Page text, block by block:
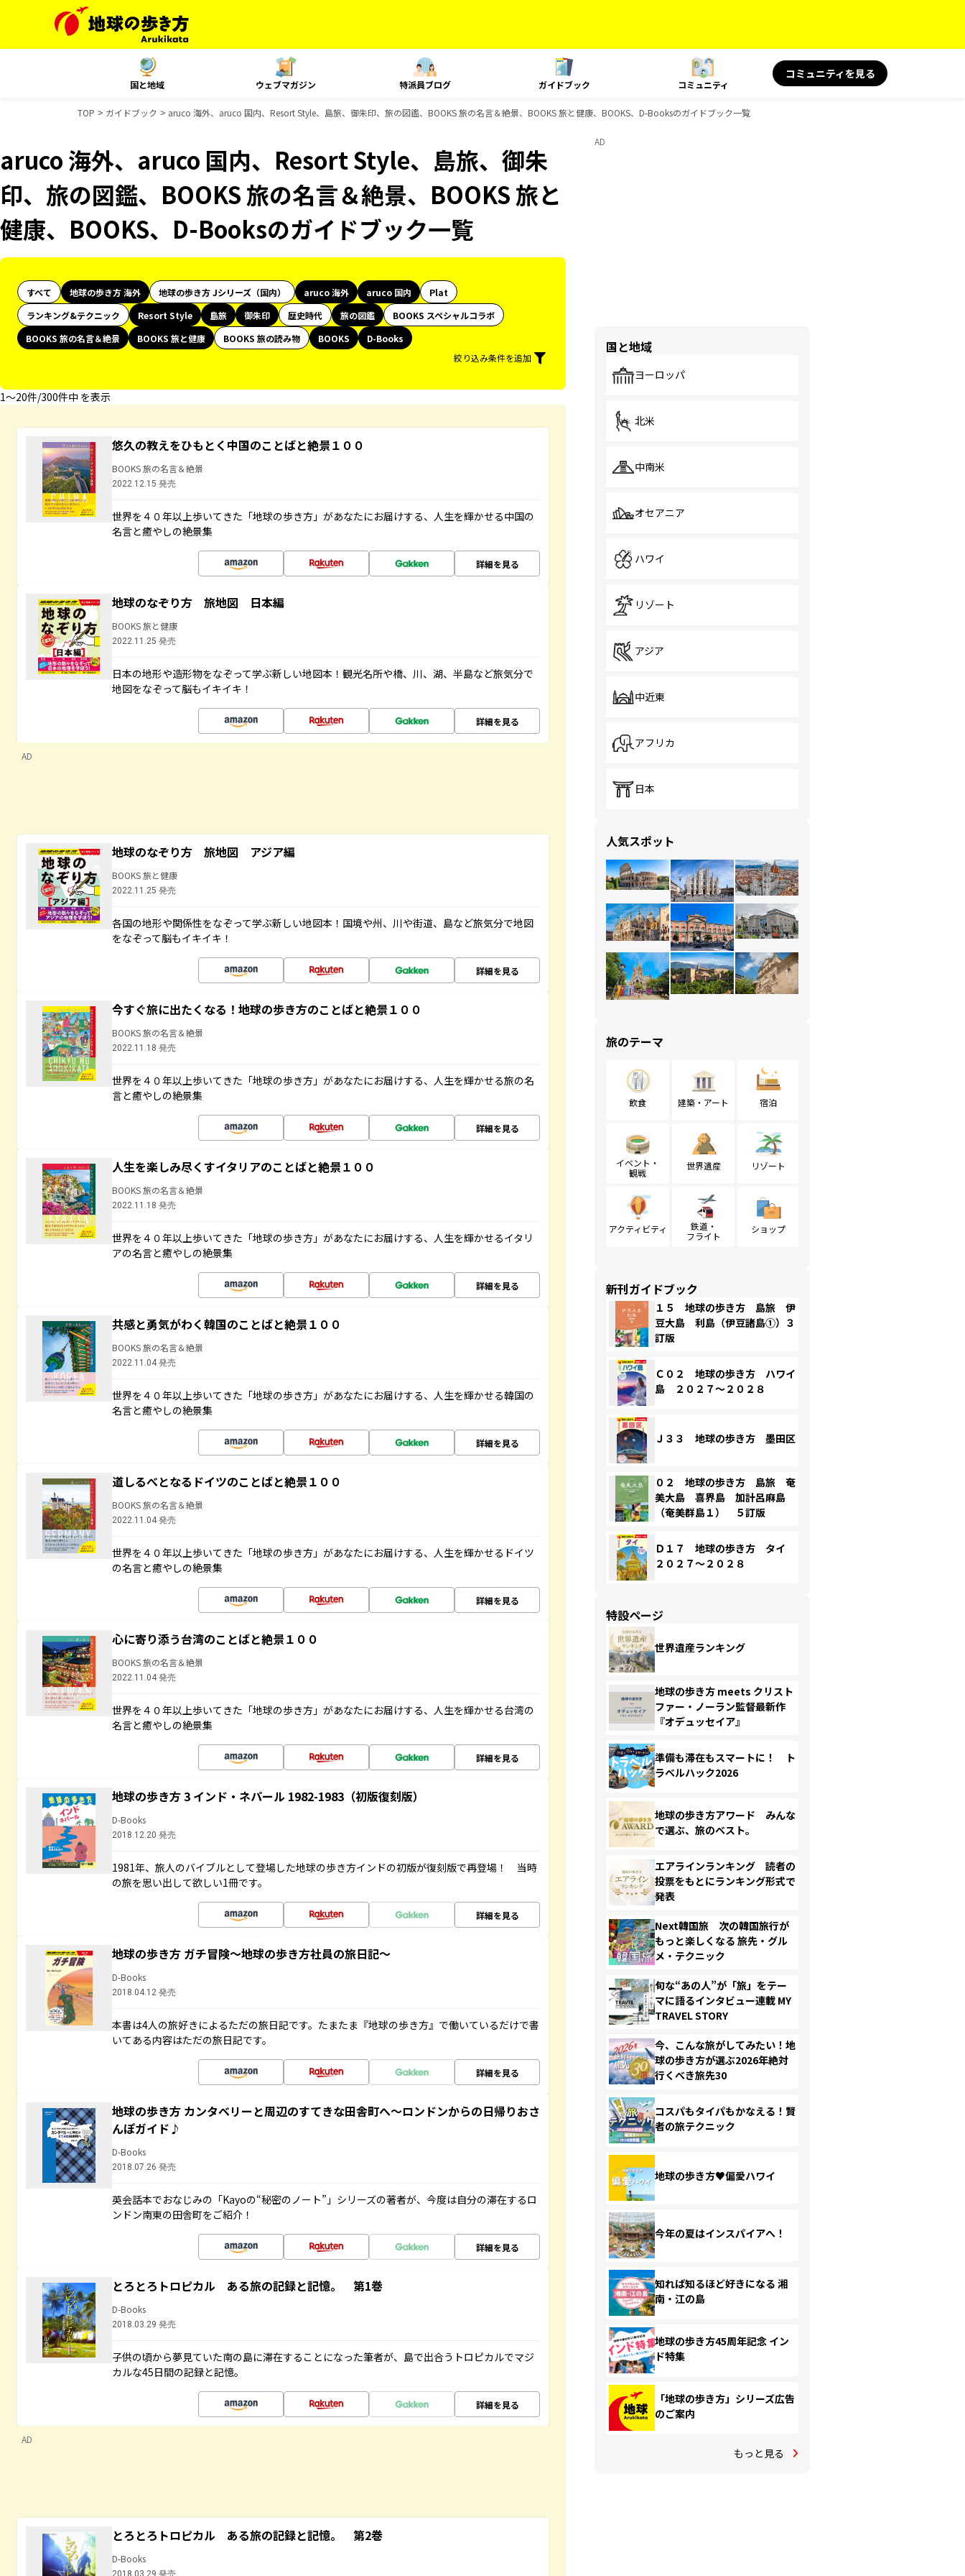
国と地域 ウェブマガジン 特派員ブログ ガイドブック コミュニティ
コミュニティを見る
TOP ガイドブック aruco 海外、aruco 国内、Resort Style、島旅、御朱印、旅の図鑑、BOOKS 旅の名言＆絶景、BOOKS 旅と健康、BOOKS、D-Booksのガイドブック一覧
aruco 海外、aruco 国内、Resort Style、島旅、御朱
印、旅の図鑑、BOOKS 旅の名言＆絶景、BOOKS 旅と
健康、BOOKS、D-Booksのガイドブック一覧
すべて 地球の歩き方 海外 地球の歩き方 Jシリーズ（国内） aruco 海外 aruco 国内
Plat
ランキング&テクニック
Resort Style 島旅 御朱印 歴史時代 旅の図鑑
BOOKS スペシャルコラボ
BOOKS 旅の名言＆絶景
BOOKS 旅と健康 BOOKS 旅の読み物 BOOKS
D-Books
絞り込み条件を追加
1〜20件/300件中 を表示
悠久の教えをひもとく中国のことばと絶景１００
BOOKS 旅の名言＆絶景
2022.12.15 発売
世界を４０年以上歩いてきた「地球の歩き方」があなたにお届けする、人生を輝かせる中国の
名言と癒やしの絶景集
詳細を見る
地球のなぞり方 旅地図 日本編
BOOKS 旅と健康
2022.11.25 発売
日本の地形や造形物をなぞって学ぶ新しい地図本！観光名所や橋、川、湖、半島など旅気分で
地図をなぞって脳もイキイキ！
詳細を見る
AD
地球のなぞり方 旅地図 アジア編
BOOKS 旅と健康
2022.11.25 発売
各国の地形や関係性をなぞって学ぶ新しい地図本！国境や州、川や街道、島など旅気分で地図
をなぞって脳もイキイキ！
詳細を見る
今すぐ旅に出たくなる！地球の歩き方のことばと絶景１００
BOOKS 旅の名言＆絶景
2022.11.18 発売
世界を４０年以上歩いてきた「地球の歩き方」があなたにお届けする、人生を輝かせる旅の名
言と癒やしの絶景集
詳細を見る
人生を楽しみ尽くすイタリアのことばと絶景１００
BOOKS 旅の名言＆絶景
2022.11.18 発売
世界を４０年以上歩いてきた「地球の歩き方」があなたにお届けする、人生を輝かせるイタリ
アの名言と癒やしの絶景集
詳細を見る
共感と勇気がわく韓国のことばと絶景１００
BOOKS 旅の名言＆絶景
2022.11.04 発売
世界を４０年以上歩いてきた「地球の歩き方」があなたにお届けする、人生を輝かせる韓国の
名言と癒やしの絶景集
詳細を見る
道しるべとなるドイツのことばと絶景１００
BOOKS 旅の名言＆絶景
2022.11.04 発売
世界を４０年以上歩いてきた「地球の歩き方」があなたにお届けする、人生を輝かせるドイツ
の名言と癒やしの絶景集
詳細を見る
心に寄り添う台湾のことばと絶景１００
BOOKS 旅の名言＆絶景
2022.11.04 発売
世界を４０年以上歩いてきた「地球の歩き方」があなたにお届けする、人生を輝かせる台湾の
名言と癒やしの絶景集
詳細を見る
地球の歩き方 3 インド・ネパール 1982-1983（初版復刻版）
D-Books
2018.12.20 発売
1981年、旅人のバイブルとして登場した地球の歩き方インドの初版が復刻版で再登場！ 当時
の旅を思い出して欲しい1冊です。
詳細を見る
地球の歩き方 ガチ冒険～地球の歩き方社員の旅日記～
D-Books
2018.04.12 発売
本書は4人の旅好きによるただの旅日記です。たまたま『地球の歩き方』で働いているだけで書
いてある内容はただの旅日記です。
詳細を見る
地球の歩き方 カンタベリーと周辺のすてきな田舎町へ～ロンドンからの日帰りおさ
んぽガイド♪
D-Books
2018.07.26 発売
英会話本でおなじみの「Kayoの“秘密のノート”」シリーズの著者が、今度は自分の滞在するロ
ンドン南東の田舎町をご紹介！
詳細を見る
とろとろトロピカル ある旅の記録と記憶。 第1巻
D-Books
2018.03.29 発売
子供の頃から夢見ていた南の島に滞在することになった筆者が、島で出合うトロピカルでマジ
カルな45日間の記録と記憶。
詳細を見る
AD
とろとろトロピカル ある旅の記録と記憶。 第2巻
D-Books
2018.03.29 発売
AD
国と地域
ヨーロッパ
北米
中南米
オセアニア
ハワイ
リゾート
アジア
中近東
アフリカ
日本
人気スポット
旅のテーマ
飲食 建築・アート 宿泊
イベント・
観戦
世界遺産 リゾート
アクティビティ
鉄道・
フライト
ショップ
新刊ガイドブック
１５ 地球の歩き方 島旅 伊
豆大島 利島（伊豆諸島①）３
訂版
Ｃ０２ 地球の歩き方 ハワイ
島 ２０２７～２０２８
Ｊ３３ 地球の歩き方 墨田区
０２ 地球の歩き方 島旅 奄
美大島 喜界島 加計呂麻島
（奄美群島１） ５訂版
Ｄ１７ 地球の歩き方 タイ
２０２７～２０２８
特設ページ
世界遺産ランキング
地球の歩き方 meets クリスト
ファー・ノーラン監督最新作
『オデュッセイア』
準備も滞在もスマートに！ ト
ラベルハック2026
地球の歩き方アワード みんな
で選ぶ、旅のベスト。
エアラインランキング 読者の
投票をもとにランキング形式で
発表
Next韓国旅 次の韓国旅行が
もっと楽しくなる 旅先・グル
メ・テクニック
旬な“あの人”が「旅」をテー
マに語るインタビュー連載 MY
TRAVEL STORY
今、こんな旅がしてみたい！地
球の歩き方が選ぶ2026年絶対
行くべき旅先30
コスパもタイパもかなえる！賢
者の旅テクニック
地球の歩き方♥偏愛ハワイ
今年の夏はインスパイアへ！
知れば知るほど好きになる 湘
南・江の島
地球の歩き方45周年記念 イン
ド特集
「地球の歩き方」シリーズ広告
のご案内
もっと見る